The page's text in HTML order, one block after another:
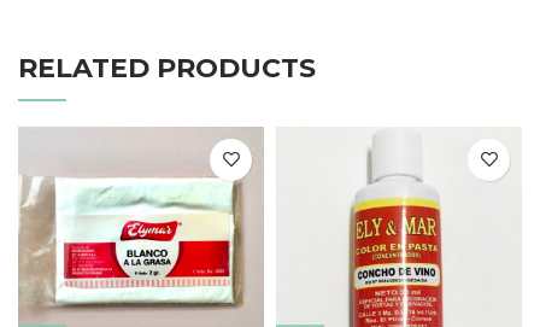
RELATED PRODUCTS